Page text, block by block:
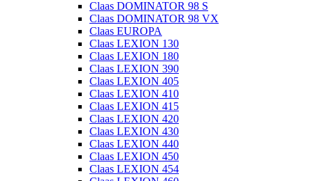
Claas DOMINATOR 98 S
Claas DOMINATOR 98 VX
Claas EUROPA
Claas LEXION 130
Claas LEXION 180
Claas LEXION 390
Claas LEXION 405
Claas LEXION 410
Claas LEXION 415
Claas LEXION 420
Claas LEXION 430
Claas LEXION 440
Claas LEXION 450
Claas LEXION 454